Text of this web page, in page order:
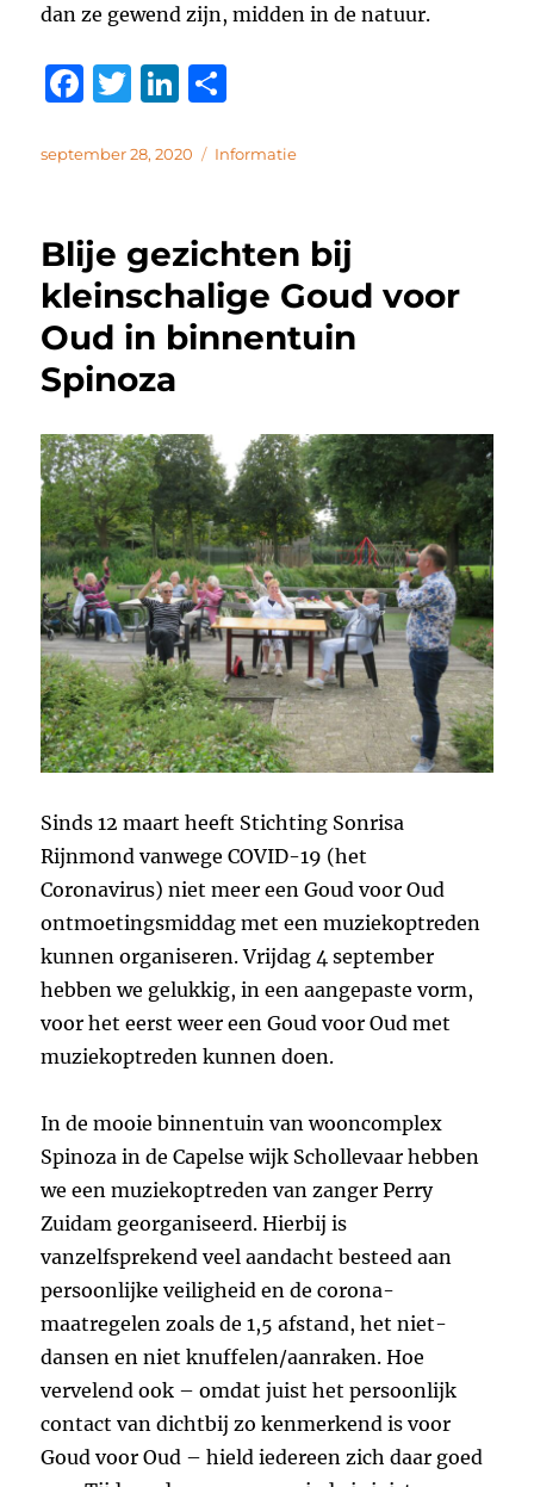
dan ze gewend zijn, midden in de natuur.
F
c
b
o
o
k
T
it
r
Li
k
d
I
n
e
Geplaatst
september 28, 2020 Categorieën
Informatie
Blije gezichten bij
kleinschalige Goud voor
Oud in binnentuin
Spinoza
Sinds 12 maart heeft Stichting Sonrisa
Rijnmond vanwege COVID-19 (het
Coronavirus) niet meer een Goud voor Oud
ontmoetingsmiddag met een muziekoptreden
kunnen organiseren. Vrijdag 4 september
hebben we gelukkig, in een aangepaste vorm,
voor het eerst weer een Goud voor Oud met
muziekoptreden kunnen doen.
In de mooie binnentuin van wooncomplex
Spinoza in de Capelse wijk Schollevaar hebben
we een muziekoptreden van zanger Perry
Zuidam georganiseerd. Hierbij is
vanzelfsprekend veel aandacht besteed aan
persoonlijke veiligheid en de corona-
maatregelen zoals de 1,5 afstand, het niet-
dansen en niet knuffelen/aanraken. Hoe
vervelend ook – omdat juist het persoonlijk
contact van dichtbij zo kenmerkend is voor
Goud voor Oud – hield iedereen zich daar goed